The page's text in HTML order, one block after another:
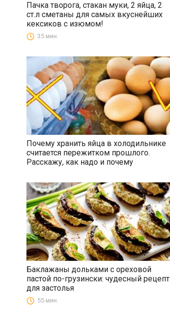
Выпечка
Пачка творога, стакан муки, 2 яйца, 2
ст.л сметаны для самых вкуснейших
кексиков с изюмом!
35 мин.
Все
Почему хранить яйца в холодильнике
считается пережитком прошлого.
Расскажу, как надо и почему
Закуски
Баклажаны дольками с ореховой
пастой по-грузински: чудесный рецепт
для застолья
55 мин.